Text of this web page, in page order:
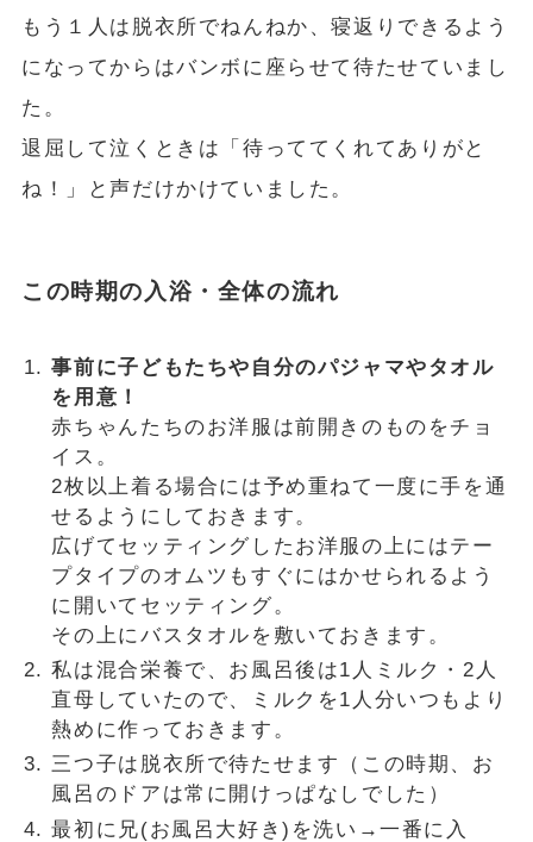
もう１人は脱衣所でねんねか、寝返りできるよう
になってからはバンボに座らせて待たせていまし
た。
退屈して泣くときは「待っててくれてありがと
ね！」と声だけかけていました。
この時期の入浴・全体の流れ
事前に子どもたちや自分のパジャマやタオル
を用意！
赤ちゃんたちのお洋服は前開きのものをチョ
イス。
2枚以上着る場合には予め重ねて一度に手を通
せるようにしておきます。
広げてセッティングしたお洋服の上にはテー
プタイプのオムツもすぐにはかせられるよう
に開いてセッティング。
その上にバスタオルを敷いておきます。
私は混合栄養で、お風呂後は1人ミルク・2人
直母していたので、ミルクを1人分いつもより
熱めに作っておきます。
三つ子は脱衣所で待たせます（この時期、お
風呂のドアは常に開けっぱなしでした）
最初に兄(お風呂大好き)を洗い→一番に入